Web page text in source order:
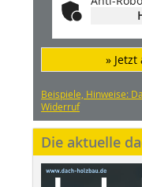
»
Beispiele, Hinweise:
Widerruf
Die aktuelle